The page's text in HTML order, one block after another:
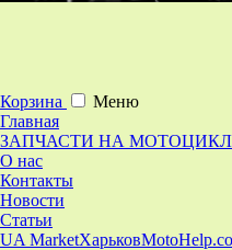
Корзина
Меню
Главная
ЗАПЧАСТИ НА
О нас
Контакты
Новости
Статьи
UA MarketХарьков